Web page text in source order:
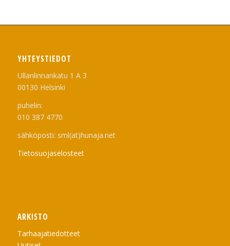
YHTEYSTIEDOT
Ullanlinnankatu 1 A 3
00130 Helsinki
puhelin:
010 387 4770
sähköposti: sml(at)hunaja.net
Tietosuojaselosteet
ARKISTO
Tarhaajatiedotteet